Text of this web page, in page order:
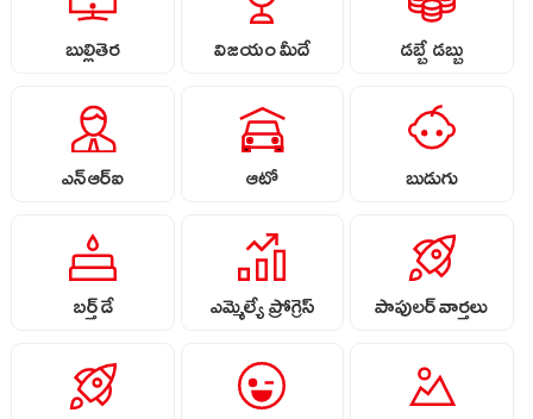
బుల్లితెర విజయం మీదే డబ్బే డబ్బు
ఎన్ఆర్ఐ ఆటో బుడుగు
బర్త్ డే ఎమ్మెల్యే ప్రోగ్రెస్ పాపులర్ వార్తలు